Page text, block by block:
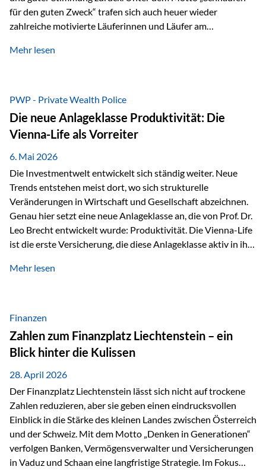
für den guten Zweck“ trafen sich auch heuer wieder
zahlreiche motivierte Läuferinnen und Läufer am
Höchstleistungen für einen guten Zweck zu erbringen. Mit
Mäder gesammelt werden konnten. Die anspruchsvolle
Strecke mit rund 4,8 Kilometern und 680 Höhenmetern
stellte die Teilnehmerinnen und Teilnehmer vor eine
sportliche Herausforderung. Doch…
Mehr lesen
PWP - Private Wealth Police
Die neue Anlageklasse Produktivität: Die
Vienna-Life als Vorreiter
6. Mai 2026
Die Investmentwelt entwickelt sich ständig weiter. Neue
Trends entstehen meist dort, wo sich strukturelle
Veränderungen in Wirtschaft und Gesellschaft abzeichnen.
Genau hier setzt eine neue Anlageklasse an, die von Prof. Dr.
Leo Brecht entwickelt wurde: Produktivität. Die Vienna-Life
ist die erste Versicherung, die diese Anlageklasse aktiv in ihre
Vorreiter. Warum auf das Thema Produktivität setzen? Die
Wirtschaftswachstum, verändern die Spielregeln für
Investoren. Produktivität adressiert genau diese
Herausforderungen, da wirtschaftliches Wachstum
langfristig durch Produktivitätssteigerung entsteht, also
durch die Fähigkeit von Unternehmen, mehr…
Mehr lesen
Finanzen
Zahlen zum Finanzplatz Liechtenstein – ein
Blick hinter die Kulissen
28. April 2026
Der Finanzplatz Liechtenstein lässt sich nicht auf trockene
Zahlen reduzieren, aber sie geben einen eindrucksvollen
Einblick in die Stärke des kleinen Landes zwischen Österreich
und der Schweiz. Mit dem Motto „Denken in Generationen“
verfolgen Banken, Vermögensverwalter und Versicherungen
in Vaduz und Schaan eine langfristige Strategie. Im Fokus